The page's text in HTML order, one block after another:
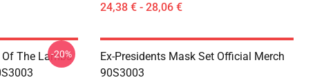
24,38 € - 28,06 €
Of The Lambs
-20%
Ex-Presidents Mask Set Official Merch
90S3003